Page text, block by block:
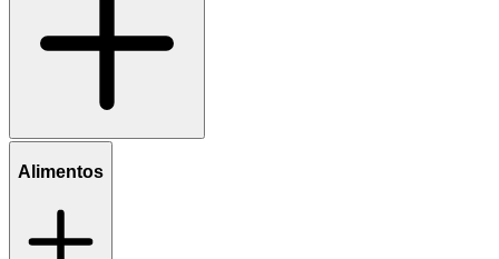
Alimentos